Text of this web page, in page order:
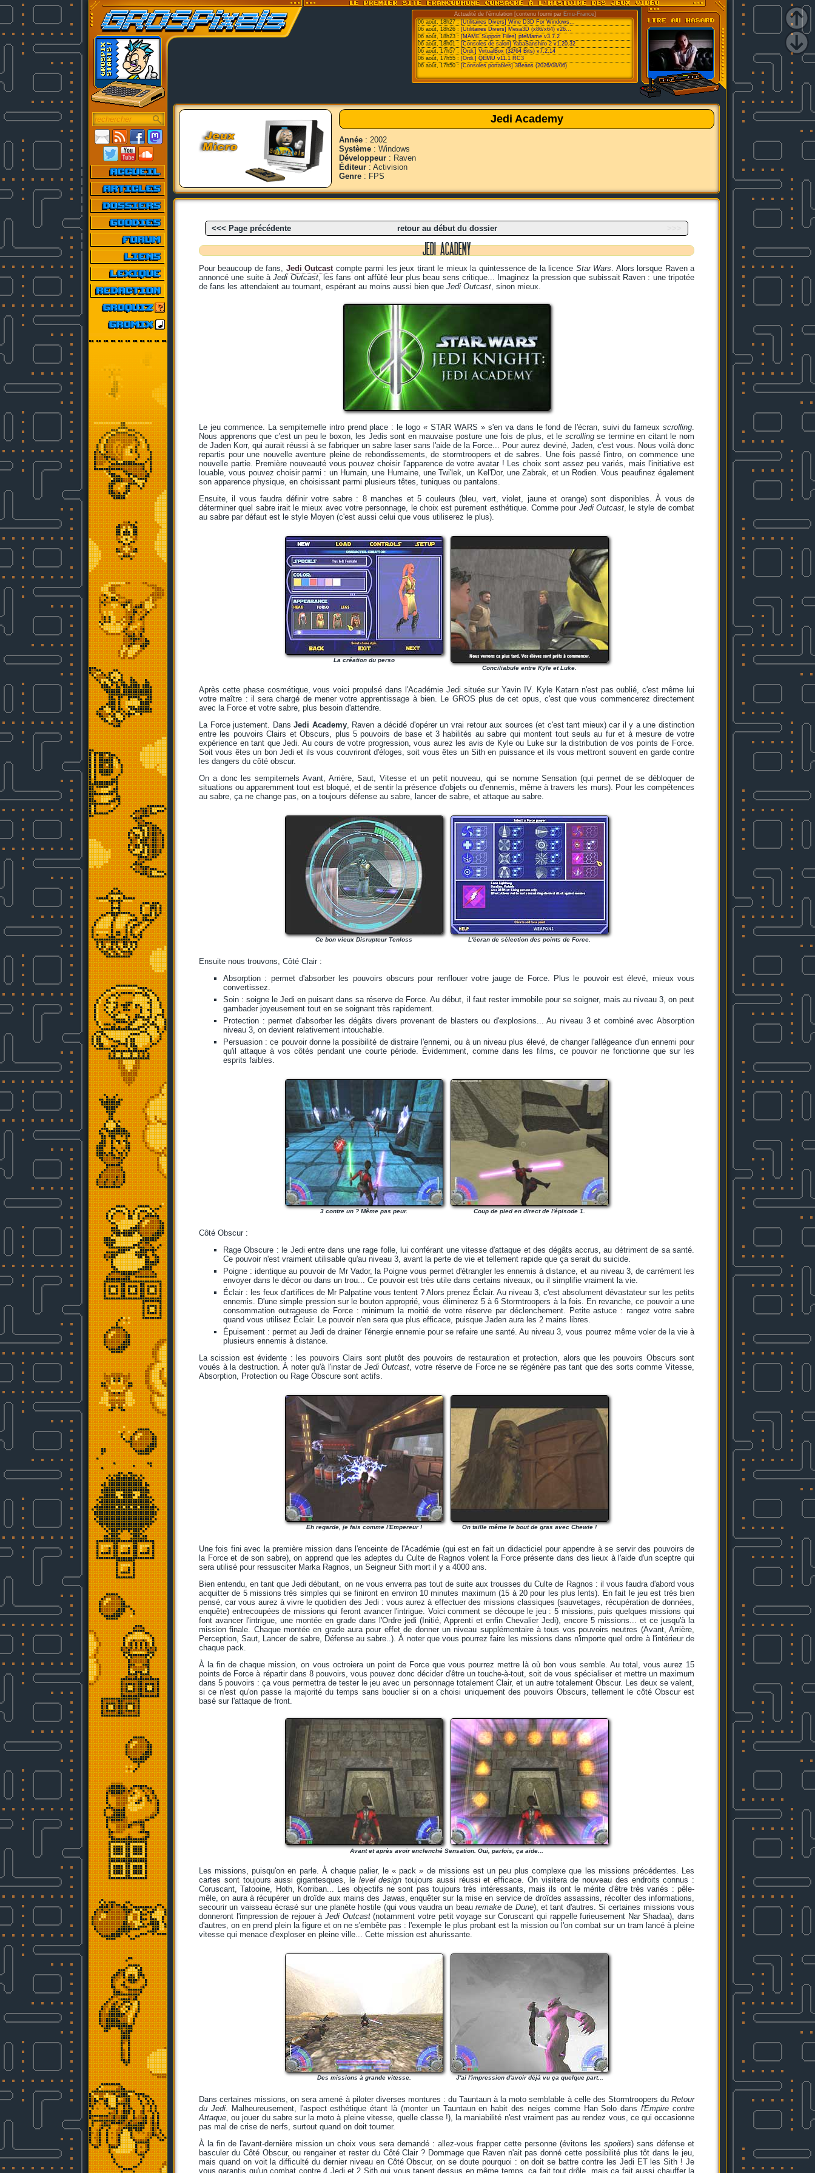
Actualité de l'émulation [contenu fourni par Emu-France]
06 août, 18h27 :[Utilitaires Divers] Wine D3D For Windows...
06 août, 18h26 : [Utilitaires Divers] Mesa3D (x86/x64) v26...
06 août, 18h23 : [MAME Support Files] pfeMame v3.7.2
06 août, 18h01 : [Consoles de salon] YabaSanshiro 2 v1.20.32
06 août, 17h57 : [Ordi.] VirtualBox (32/64 Bits) v7.2.14
06 août, 17h55 : [Ordi.] QEMU v11.1 RC3
06 août, 17h50 : [Consoles portables] 3Beans (2026/08/06)
Jedi Academy
Année : 2002
Système : Windows
Développeur : Raven
Éditeur : Activision
Genre : FPS
<<< Page précédente retour au début du dossier
JEDI ACADEMY
Pour beaucoup de fans, Jedi Outcastcompte parmi les jeux tirant le mieux la quintessence de la licence Star Wars. Alors lorsque Raven a
annoncé une suite àJedi Outcast, les fans ont affûté leur plus beau sens critique... Imaginez la pression que subissait Raven : une tripotée
de fans les attendaient au tournant, espérant au moins aussi bien que Jedi Outcast, sinon mieux.
Le jeu commence. La sempiternelle intro prend place : le logo « STAR WARS » s'en va dans le fond de l'écran, suivi du fameux scrolling.
Nous apprenons que c'est un peu le boxon, les Jedis sont en mauvaise posture une fois de plus, et le scrollingse termine en citant le nom
de Jaden Korr, qui aurait réussi à se fabriquer un sabre laser sans l'aide de la Force... Pour aurez deviné, Jaden, c'est vous. Nous voilà donc
repartis pour une nouvelle aventure pleine de rebondissements, de stormtroopers et de sabres. Une fois passé l'intro, on commence une
nouvelle partie. Première nouveauté vous pouvez choisir l'apparence de votre avatar ! Les choix sont assez peu variés, mais l'initiative est
louable, vous pouvez choisir parmi : un Humain, une Humaine, une Twi'lek, un Kel'Dor, une Zabrak, et un Rodien. Vous peaufinez également
son apparence physique, en choisissant parmi plusieurs têtes, tuniques ou pantalons.
Ensuite, il vous faudra définir votre sabre : 8 manches et 5 couleurs (bleu, vert, violet, jaune et orange) sont disponibles. À vous de
déterminer quel sabre irait le mieux avec votre personnage, le choix est purement esthétique. Comme pour Jedi Outcast, le style de combat
au sabre par défaut est le style Moyen (c'est aussi celui que vous utiliserez le plus).
La création du perso
Conciliabule entre Kyle et Luke.
Après cette phase cosmétique, vous voici propulsé dans l'Académie Jedi située sur Yavin IV. Kyle Katarn n'est pas oublié, c'est même lui
votre maître : il sera chargé de mener votre apprentissage à bien. Le GROS plus de cet opus, c'est que vous commencerez directement
avec la Force et votre sabre, plus besoin d'attendre.
La Force justement. DansJedi Academy, Raven a décidé d'opérer un vrai retour aux sources (et c'est tant mieux) car il y a une distinction
entre les pouvoirs Clairs et Obscurs, plus 5 pouvoirs de base et 3 habilités au sabre qui montent tout seuls au fur et à mesure de votre
expérience en tant que Jedi. Au cours de votre progression, vous aurez les avis de Kyle ou Luke sur la distribution de vos points de Force.
Soit vous êtes un bon Jedi et ils vous couvriront d'éloges, soit vous êtes un Sith en puissance et ils vous mettront souvent en garde contre
les dangers du côté obscur.
On a donc les sempiternels Avant, Arrière, Saut, Vitesse et un petit nouveau, qui se nomme Sensation (qui permet de se débloquer de
situations ou apparemment tout est bloqué, et de sentir la présence d'objets ou d'ennemis, même à travers les murs). Pour les compétences
au sabre, ça ne change pas, on a toujours défense au sabre, lancer de sabre, et attaque au sabre.
Ce bon vieux Disrupteur Tenloss L'écran de sélection des points de Force.
Ensuite nous trouvons, Côté Clair :
Absorption : permet d'absorber les pouvoirs obscurs pour renflouer votre jauge de Force. Plus le pouvoir est élevé, mieux vous
convertissez.
Soin : soigne le Jedi en puisant dans sa réserve de Force. Au début, il faut rester immobile pour se soigner, mais au niveau 3, on peut
gambader joyeusement tout en se soignant très rapidement.
Protection : permet d'absorber les dégâts divers provenant de blasters ou d'explosions... Au niveau 3 et combiné avec Absorption
niveau 3, on devient relativement intouchable.
Persuasion : ce pouvoir donne la possibilité de distraire l'ennemi, ou à un niveau plus élevé, de changer l'allégeance d'un ennemi pour
qu'il attaque à vos côtés pendant une courte période. Évidemment, comme dans les films, ce pouvoir ne fonctionne que sur les
esprits faibles.
3 contre un ? Même pas peur. Coup de pied en direct de l'épisode 1.
Côté Obscur :
Rage Obscure : le Jedi entre dans une rage folle, lui conférant une vitesse d'attaque et des dégâts accrus, au détriment de sa santé.
Ce pouvoir n'est vraiment utilisable qu'au niveau 3, avant la perte de vie et tellement rapide que ça serait du suicide.
Poigne : identique au pouvoir de Mr Vador, la Poigne vous permet d'étrangler les ennemis à distance, et au niveau 3, de carrément les
envoyer dans le décor ou dans un trou... Ce pouvoir est très utile dans certains niveaux, ou il simplifie vraiment la vie.
Éclair : les feux d'artifices de Mr Palpatine vous tentent ? Alors prenez Éclair. Au niveau 3, c'est absolument dévastateur sur les petits
ennemis. D'une simple pression sur le bouton approprié, vous éliminerez 5 à 6 Stormtroopers à la fois. En revanche, ce pouvoir a une
consommation outrageuse de Force : minimum la moitié de votre réserve par déclenchement. Petite astuce : rangez votre sabre
quand vous utilisez Éclair. Le pouvoir n'en sera que plus efficace, puisque Jaden aura les 2 mains libres.
Épuisement : permet au Jedi de drainer l'énergie ennemie pour se refaire une santé. Au niveau 3, vous pourrez même voler de la vie à
plusieurs ennemis à distance.
La scission est évidente : les pouvoirs Clairs sont plutôt des pouvoirs de restauration et protection, alors que les pouvoirs Obscurs sont
voués à la destruction. À noter qu'à l'instar de Jedi Outcast, votre réserve de Force ne se régénère pas tant que des sorts comme Vitesse,
Absorption, Protection ou Rage Obscure sont actifs.
Eh regarde, je fais comme l'Empereur ! On taille même le bout de gras avec Chewie !
Une fois fini avec la première mission dans l'enceinte de l'Académie (qui est en fait un didacticiel pour appendre à se servir des pouvoirs de
la Force et de son sabre), on apprend que les adeptes du Culte de Ragnos volent la Force présente dans des lieux à l'aide d'un sceptre qui
sera utilisé pour ressusciter Marka Ragnos, un Seigneur Sith mort il y a 4000 ans.
Bien entendu, en tant que Jedi débutant, on ne vous enverra pas tout de suite aux trousses du Culte de Ragnos : il vous faudra d'abord vous
acquitter de 5 missions très simples qui se finiront en environ 10 minutes maximum (15 à 20 pour les plus lents). En fait le jeu est très bien
pensé, car vous aurez à vivre le quotidien des Jedi : vous aurez à effectuer des missions classiques (sauvetages, récupération de données,
enquête) entrecoupées de missions qui feront avancer l'intrigue. Voici comment se découpe le jeu : 5 missions, puis quelques missions qui
font avancer l'intrigue, une montée en grade dans l'Ordre jedi (Initié, Apprenti et enfin Chevalier Jedi), encore 5 missions... et ce jusqu'à la
mission finale. Chaque montée en grade aura pour effet de donner un niveau supplémentaire à tous vos pouvoirs neutres (Avant, Arrière,
Perception, Saut, Lancer de sabre, Défense au sabre..). À noter que vous pourrez faire les missions dans n'importe quel ordre à l'intérieur de
chaque pack.
À la fin de chaque mission, on vous octroiera un point de Force que vous pourrez mettre là où bon vous semble. Au total, vous aurez 15
points de Force à répartir dans 8 pouvoirs, vous pouvez donc décider d'être un touche-à-tout, soit de vous spécialiser et mettre un maximum
dans 5 pouvoirs : ça vous permettra de tester le jeu avec un personnage totalement Clair, et un autre totalement Obscur. Les deux se valent,
si ce n'est qu'on passe la majorité du temps sans bouclier si on a choisi uniquement des pouvoirs Obscurs, tellement le côté Obscur est
basé sur l'attaque de front.
Avant et après avoir enclenché Sensation. Oui, parfois, ça aide...
Les missions, puisqu'on en parle. À chaque palier, le « pack » de missions est un peu plus complexe que les missions précédentes. Les
cartes sont toujours aussi gigantesques, le level design toujours aussi réussi et efficace. On visitera de nouveau des endroits connus :
Coruscant, Tatooine, Hoth, Korriban... Les objectifs ne sont pas toujours très intéressants, mais ils ont le mérite d'être très variés : pêle-
mêle, on aura à récupérer un droïde aux mains des Jawas, enquêter sur la mise en service de droïdes assassins, récolter des informations,
secourir un vaisseau écrasé sur une planète hostile (qui vous vaudra un beauremake de Dune), et tant d'autres. Si certaines missions vous
donneront l'impression de rejouer àJedi Outcast(notamment votre petit voyage sur Coruscant qui rappelle furieusement Nar Shadaa), dans
d'autres, on en prend plein la figure et on ne s'embête pas : l'exemple le plus probant est la mission ou l'on combat sur un tram lancé à pleine
vitesse qui menace d'exploser en pleine ville... Cette mission est ahurissante.
Des missions à grande vitesse. J'ai l'impression d'avoir déjà vu ça quelque part...
Dans certaines missions, on sera amené à piloter diverses montures : du Tauntaun à la moto semblable à celle des Stormtroopers du Retour
du Jedi. Malheureusement, l'aspect esthétique étant là (monter un Tauntaun en habit des neiges comme Han Solo dansl'Empire contre
Attaque, ou jouer du sabre sur la moto à pleine vitesse, quelle classe !), la maniabilité n'est vraiment pas au rendez vous, ce qui occasionne
pas mal de crise de nerfs, surtout quand on doit tourner.
À la fin de l'avant-dernière mission un choix vous sera demandé : allez-vous frapper cette personne (évitons les spoilers) sans défense et
basculer du Côté Obscur, ou rengainer et rester du Côté Clair ? Dommage que Raven n'ait pas donné cette possibilité plus tôt dans le jeu,
mais quand on voit la difficulté du dernier niveau en Côté Obscur, on se doute pourquoi : on doit se battre contre les Jedi ET les Sith ! Je
vous garantis qu'un combat contre 4 Jedi et 2 Sith qui vous tapent dessus en même temps, ça fait tout drôle, mais ça fait aussi chauffer la